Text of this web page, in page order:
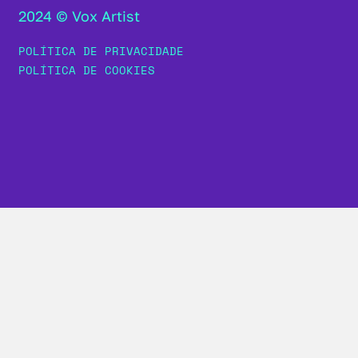
2024 © Vox Artist
POLÍTICA DE PRIVACIDADE
POLÍTICA DE COOKIES